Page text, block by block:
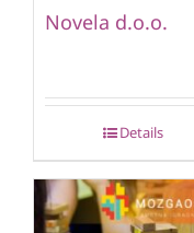
Novela d.o.o.
Details